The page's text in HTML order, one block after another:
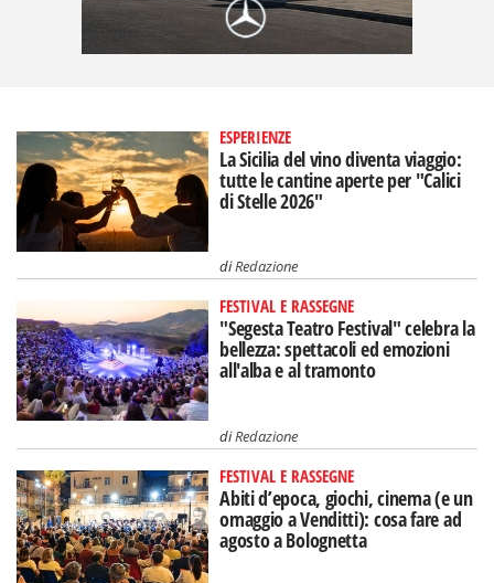
ESPERIENZE
La Sicilia del vino diventa viaggio:
tutte le cantine aperte per "Calici
di Stelle 2026"
diRedazione
FESTIVAL E RASSEGNE
"Segesta Teatro Festival" celebra la
bellezza: spettacoli ed emozioni
all'alba e al tramonto
diRedazione
FESTIVAL E RASSEGNE
Abiti d’epoca, giochi, cinema (e un
omaggio a Venditti): cosa fare ad
agosto a Bolognetta